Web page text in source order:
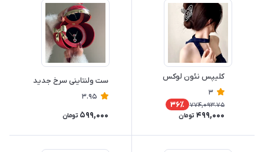
کلیپس نئون لوکس
3
774,093.75 36٪
499,000 تومان
ست ولنتاینی سرخ جدید
3.95
599,000 تومان